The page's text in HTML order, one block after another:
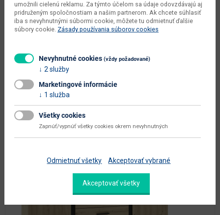
hlavná farba dub
farba dub artisan / čierna
hlavný materiál aglomerovaný materiál
Možnosť dokúpiť:
umožnili cielenú reklamu. Za týmto účelom sa údaje odovzdávajú aj
pridruženým spoločnostiam a našim partnerom. Ak chcete súhlasiť
iba s nevyhnutnými súbormi cookie, môžete tu odmietnuť ďalšie
súbory cookie. Zásady používania súborov cookies
Nevyhnutné cookies (vždy požadované)
2 služby
Marketingové informácie
1 služba
Všetky cookies
Zapnúť/vypnúť všetky cookies okrem nevyhnutných
Odmietnuť všetky Akceptovať vybrané
Akceptovať všetky